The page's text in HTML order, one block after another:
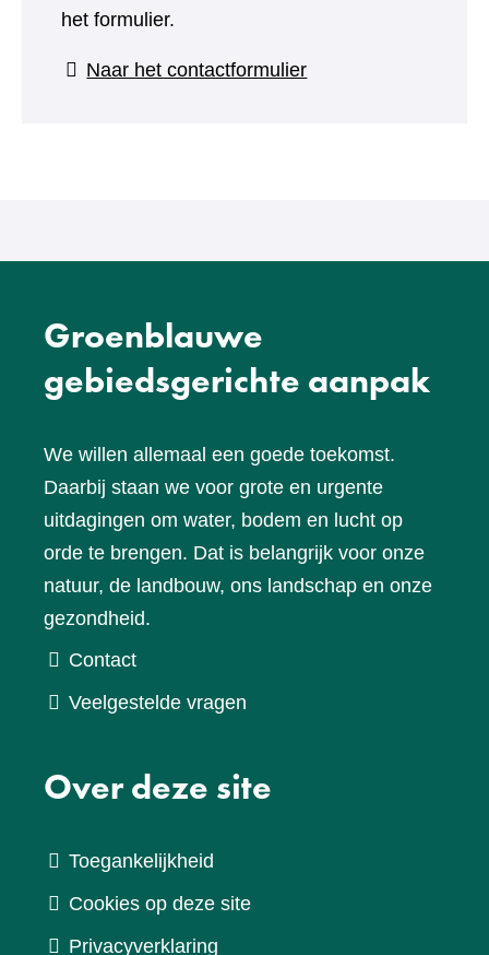
het formulier.
Naar het contactformulier(verwijst
Groenblauwe
gebiedsgerichte aanpak
We willen allemaal een goede toekomst.
Daarbij staan we voor grote en urgente
uitdagingen om water, bodem en lucht op
orde te brengen. Dat is belangrijk voor onze
natuur, de landbouw, ons landschap en onze
gezondheid.
Contact
Veelgestelde vragen
Over deze site
Toegankelijkheid
Cookies op deze site
Privacyverklaring